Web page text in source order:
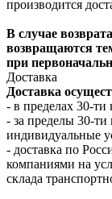
производится
В случае
возвращаются
при
Доставка
Доставка
- в пределах 30-
- за пределы 30-
индивидуальные
- доставка по
компаниями на
склада